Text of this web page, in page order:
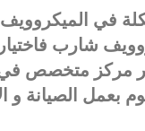
في
شارب
مركز متخصص
بعمل الصيانة